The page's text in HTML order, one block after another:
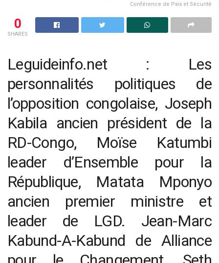
Conférence de Paix et Sécurité
0
SHARES
Leguideinfo.net : Les
personnalités politiques de
l’opposition congolaise, Joseph
Kabila ancien président de la
RD-Congo, Moïse Katumbi
leader d’Ensemble pour la
République, Matata Mponyo
ancien premier ministre et
leader de LGD. Jean-Marc
Kabund-A-Kabund de Alliance